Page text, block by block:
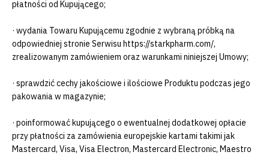
płatności od Kupującego;
· wydania Towaru Kupującemu zgodnie z wybraną próbką na
odpowiedniej stronie Serwisu https://starkpharm.com/,
zrealizowanym zamówieniem oraz warunkami niniejszej Umowy;
· sprawdzić cechy jakościowe i ilościowe Produktu podczas jego
pakowania w magazynie;
· poinformować kupującego o ewentualnej dodatkowej opłacie
przy płatności za zamówienia europejskie kartami takimi jak
Mastercard, Visa, Visa Electron, Mastercard Electronic, Maestro